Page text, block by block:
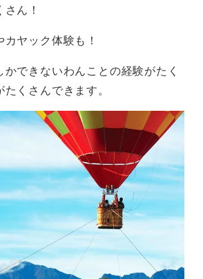
ん！
ヤック体験も！
できないわんことの経験がたく
くさんできます。